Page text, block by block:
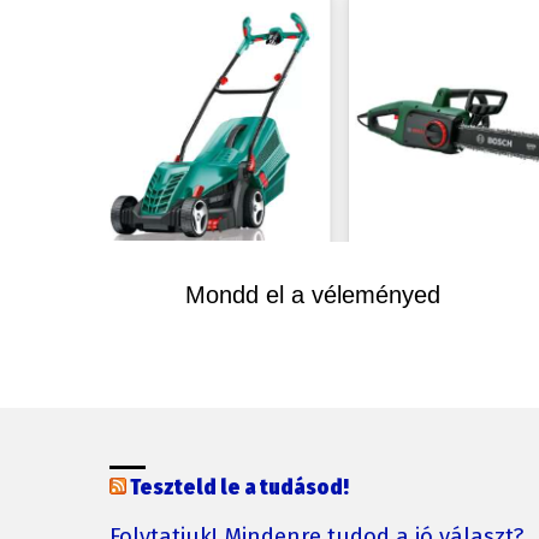
Mondd el a véleményed
Teszteld le a tudásod!